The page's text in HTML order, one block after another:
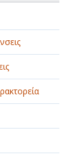
- ΣΚΑΦΗ
- ΤΕΧΝΕΣ